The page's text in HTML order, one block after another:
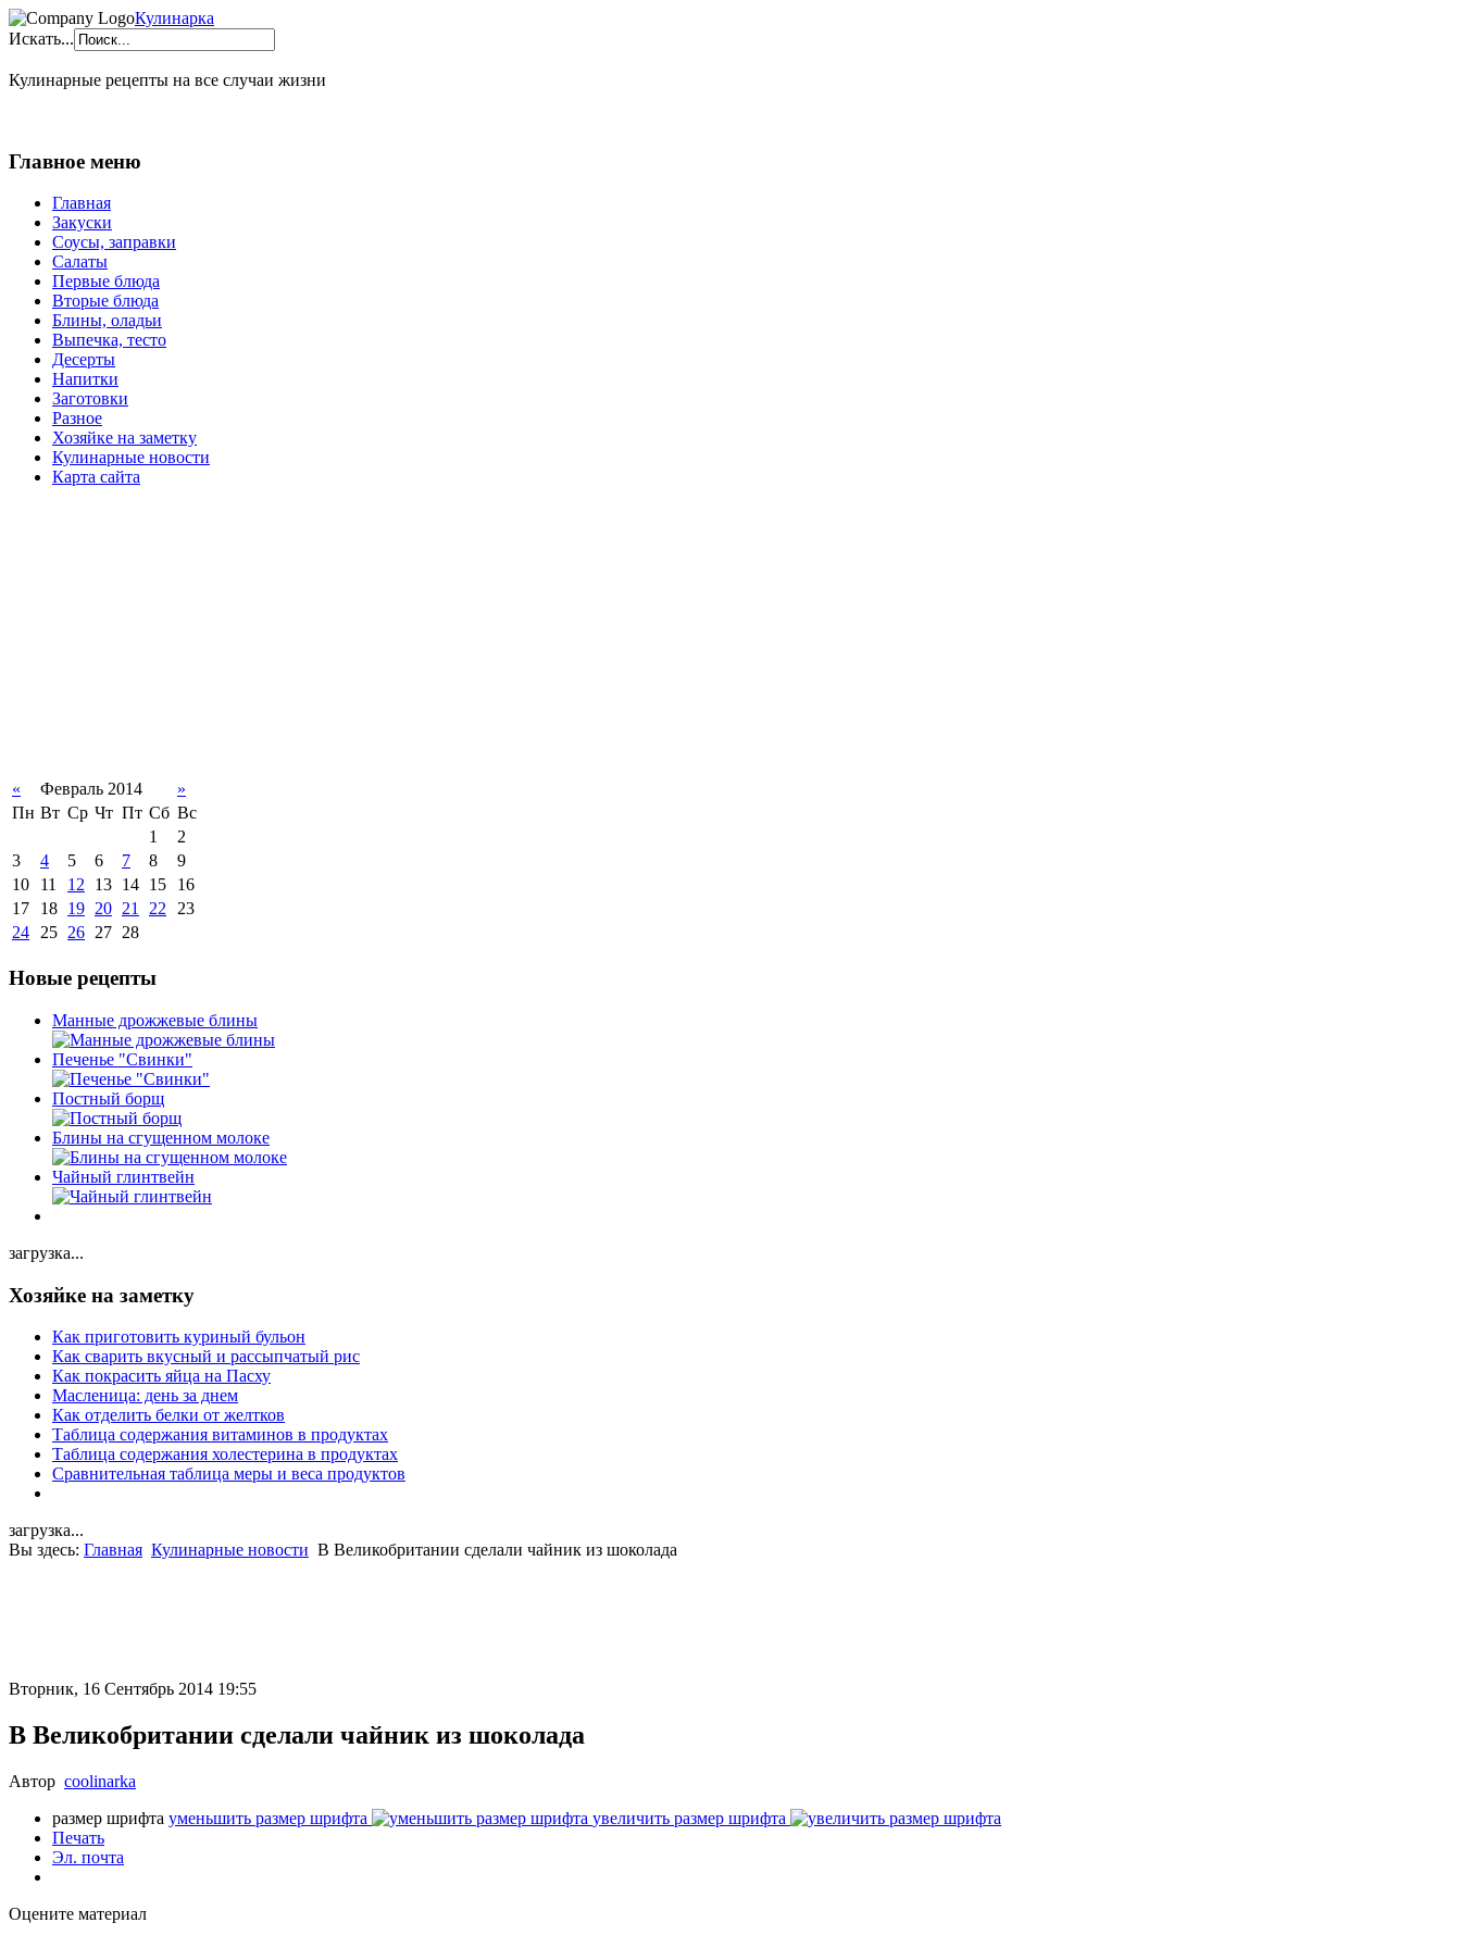
Кулинарка
Искать...
Кулинарные рецепты на все случаи жизни
Главное меню
Главная
Закуски
Соусы, заправки
Салаты
Первые блюда
Вторые блюда
Блины, оладьи
Выпечка, тесто
Десерты
Напитки
Заготовки
Разное
Хозяйке на заметку
Кулинарные новости
Карта сайта
« Февраль 2014
»
Пн Вт Ср Чт Пт Сб Вс
1
2
3
4 5 6 7 8
9
10
11 12 13 14 15
16
17
18 19 20 21 22 23
24 25 26 27 28
Новые рецепты
Манные дрожжевые блины
Печенье "Свинки"
Постный борщ
Блины на сгущенном молоке
Чайный глинтвейн
загрузка...
Хозяйке на заметку
Как приготовить куриный бульон
Как сварить вкусный и рассыпчатый рис
Как покрасить яйца на Пасху
Масленица: день за днем
Как отделить белки от желтков
Таблица содержания витаминов в продуктах
Таблица содержания холестерина в продуктах
Сравнительная таблица меры и веса продуктов
загрузка...
Вы здесь: Главная Кулинарные новости В Великобритании сделали чайник из шоколада
Вторник, 16 Сентябрь 2014 19:55
В Великобритании сделали чайник из шоколада
Автор coolinarka
размер шрифта уменьшить размер шрифта
увеличить размер шрифта
Печать
Эл. почта
Оцените материал